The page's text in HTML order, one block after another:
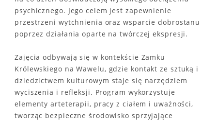
psychicznego. Jego celem jest zapewnienie
przestrzeni wytchnienia oraz wsparcie dobrostanu
poprzez działania oparte na twórczej ekspresji.
Zajęcia odbywają się w kontekście Zamku
Królewskiego na Wawelu, gdzie kontakt ze sztuką i
dziedzictwem kulturowym staje się narzędziem
wyciszenia i refleksji. Program wykorzystuje
elementy arteterapii, pracy z ciałem i uważności,
tworząc bezpieczne środowisko sprzyjające